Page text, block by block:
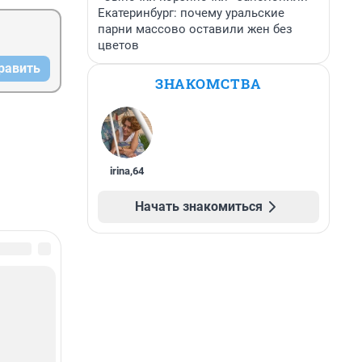
Екатеринбург: почему уральские
парни массово оставили жен без
цветов
ЗНАКОМСТВА
irina,64
Начать знакомиться